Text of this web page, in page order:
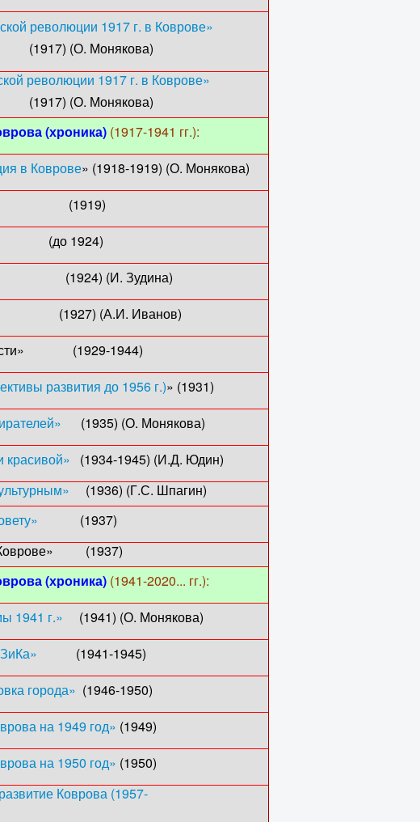
революции 1917 г. в Коврове»
революции 1917 г. в Коврове»
(хроника) (1917-1941 гг.):
в Коврове» (1918-1919) (О. Монякова)
(1919)
(до 1924)
(1924) (И. Зудина)
(А.И. Иванов)
(1929-1944)
развития до 1956 г.)» (1931)
(1935) (О. Монякова)
красивой» (1934-1945) (И.Д. Юдин)
(1936) (Г.С. Шпагин)
(1937)
Коврове» (1937)
(хроника) (1941-2020... гг.):
1941 г.» (1941) (О. Монякова)
(1941-1945)
города» (1946-1950)
на 1949 год» (1949)
на 1950 год» (1950)
Коврова (1957-